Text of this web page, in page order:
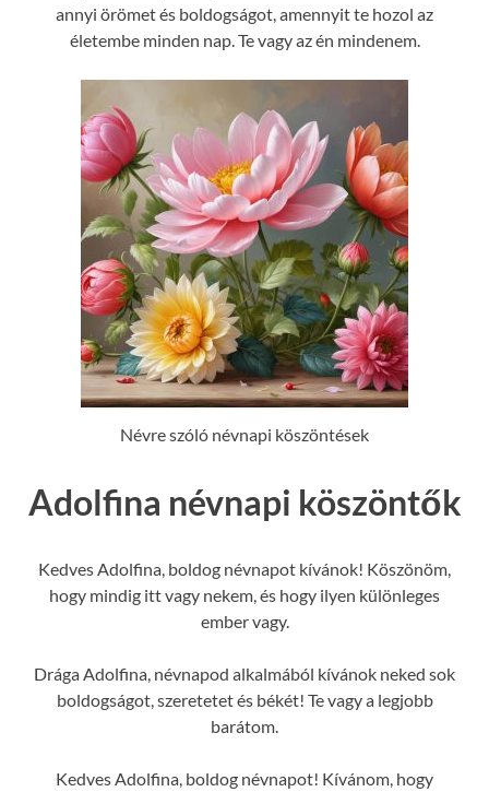
annyi örömet és boldogságot, amennyit te hozol az
életembe minden nap. Te vagy az én mindenem.
Névre szóló névnapi köszöntések
Adolfina névnapi köszöntők
Kedves Adolfina, boldog névnapot kívánok! Köszönöm,
hogy mindig itt vagy nekem, és hogy ilyen különleges
ember vagy.
Drága Adolfina, névnapod alkalmából kívánok neked sok
boldogságot, szeretetet és békét! Te vagy a legjobb
barátom.
Kedves Adolfina, boldog névnapot! Kívánom, hogy